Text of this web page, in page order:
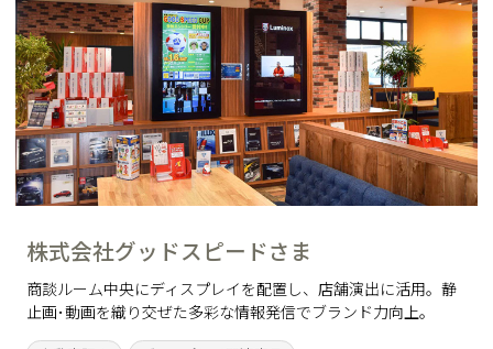
株式会社グッドスピードさま
商談ルーム中央にディスプレイを配置し、店舗演出に活用。静
止画･動画を織り交ぜた多彩な情報発信でブランド力向上。